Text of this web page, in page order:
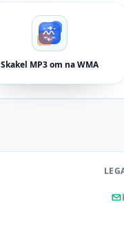
Skakel MP3 om na WMA